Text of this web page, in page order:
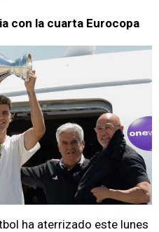
con la cuarta Eurocopa
ha aterrizado este lunes